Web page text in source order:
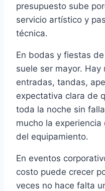
presupuesto sube
servicio artístico y
técnica.
En bodas y fiestas
suele ser mayor.
entradas, tandas,
expectativa clara de
toda la noche sin
mucho la
del equipamiento.
En eventos
costo puede crecer
veces no hace falta